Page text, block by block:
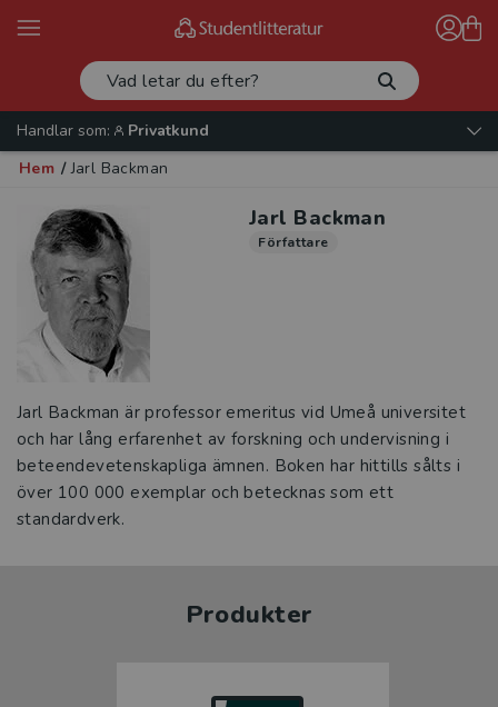
Handlar som:
Privatkund
Hem / Jarl Backman
Jarl Backman
Författare
Jarl Backman är professor emeritus vid Umeå universitet
och har lång erfarenhet av forskning och undervisning i
beteendevetenskapliga ämnen. Boken har hittills sålts i
över 100 000 exemplar och betecknas som ett
standardverk.
Produkter